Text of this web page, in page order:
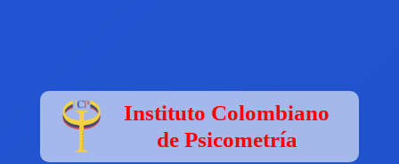
Instituto Colombiano
de Psicometría